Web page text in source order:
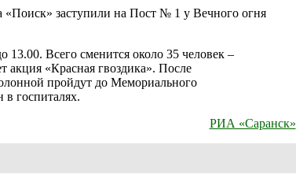
«Поиск» заступили на Пост № 1 у Вечного огня
Всего сменится около 35 человек –
акция «Красная гвоздика». После
пройдут до Мемориального
в госпиталях.
РИА «Саранск»